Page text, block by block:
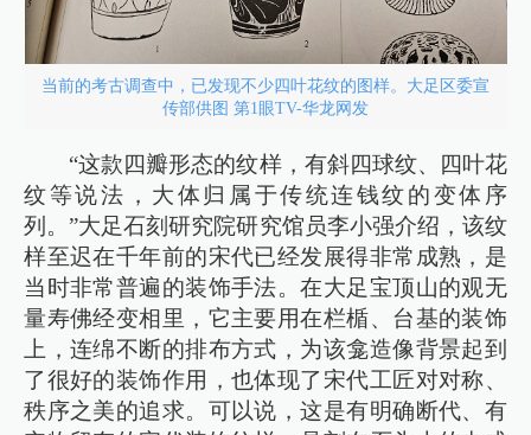
当前的考古调查中，已发现不少四叶花纹的图样。大足区委宣
传部供图 第1眼TV-华龙网发
“这款四瓣形态的纹样，有斜四球纹、四叶花
纹等说法，大体归属于传统连钱纹的变体序
列。”大足石刻研究院研究馆员李小强介绍，该纹
样至迟在千年前的宋代已经发展得非常成熟，是
当时非常普遍的装饰手法。在大足宝顶山的观无
量寿佛经变相里，它主要用在栏楯、台基的装饰
上，连绵不断的排布方式，为该龛造像背景起到
了很好的装饰作用，也体现了宋代工匠对对称、
秩序之美的追求。可以说，这是有明确断代、有